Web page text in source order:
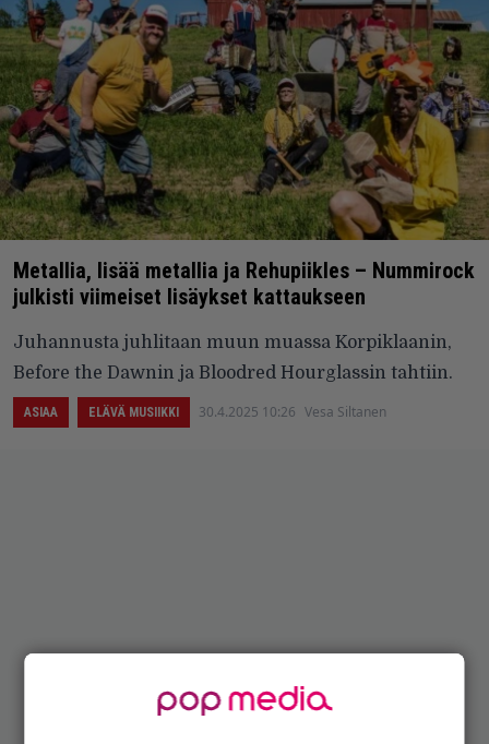
Metallia, lisää metallia ja Rehupiikles – Nummirock
julkisti viimeiset lisäykset kattaukseen
Juhannusta juhlitaan muun muassa Korpiklaanin,
Before the Dawnin ja Bloodred Hourglassin tahtiin.
ASIAA ELÄVÄ MUSIIKKI 30.4.2025 10:26 Vesa Siltanen